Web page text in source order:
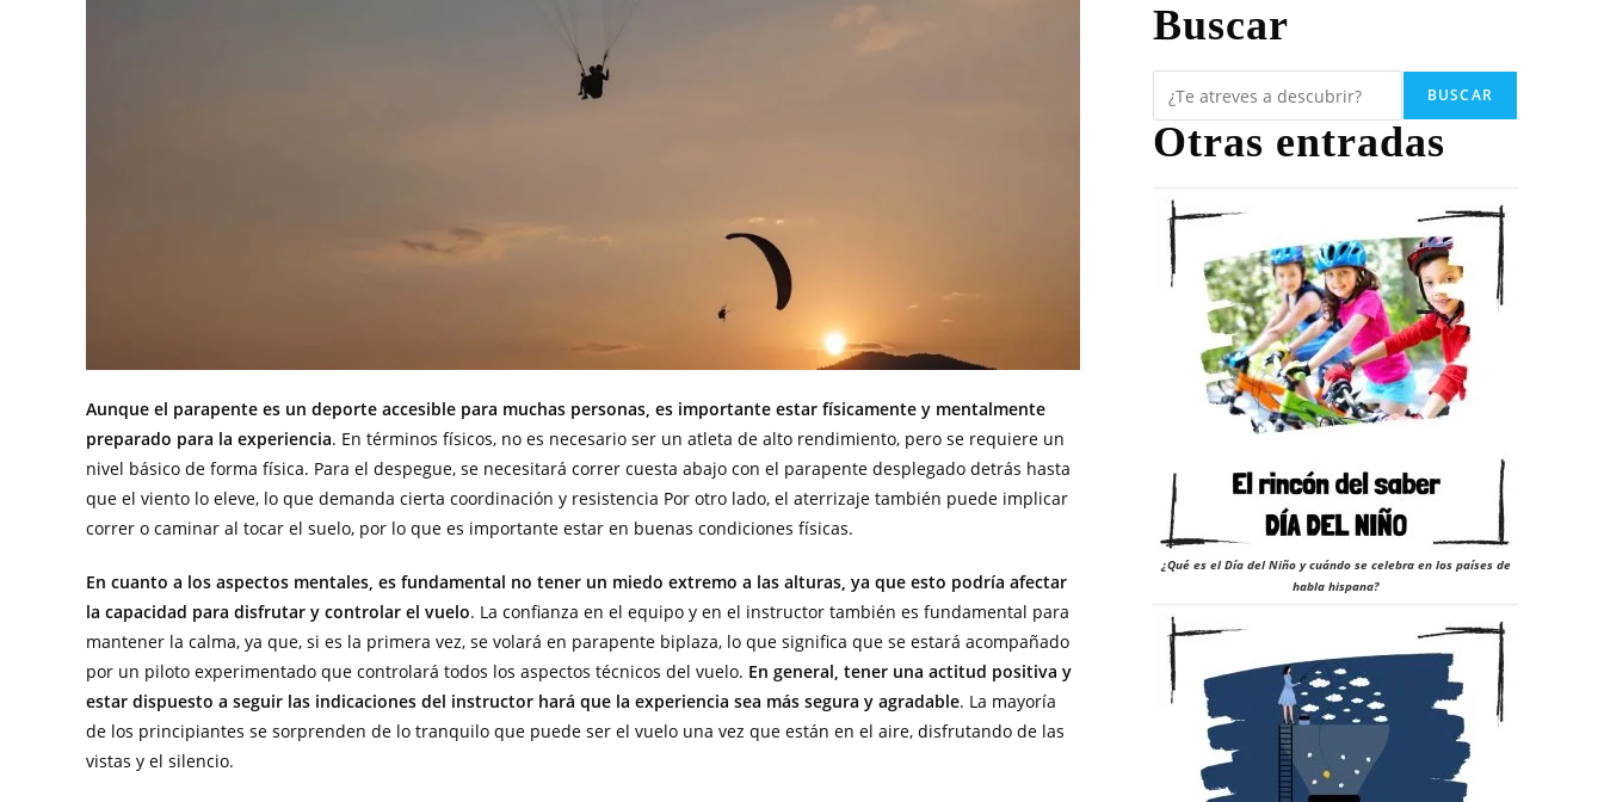
Aunque el parapente es un deporte accesible para muchas personas, es importante estar físicamente y mentalmente
preparado para la experiencia. En términos físicos, no es necesario ser un atleta de alto rendimiento, pero se requiere un
nivel básico de forma física. Para el despegue, se necesitará correr cuesta abajo con el parapente desplegado detrás hasta
que el viento lo eleve, lo que demanda cierta coordinación y resistencia Por otro lado, el aterrizaje también puede implicar
correr o caminar al tocar el suelo, por lo que es importante estar en buenas condiciones físicas.
En cuanto a los aspectos mentales, es fundamental no tener un miedo extremo a las alturas, ya que esto podría afectar
la capacidad para disfrutar y controlar el vuelo. La confianza en el equipo y en el instructor también es fundamental para
mantener la calma, ya que, si es la primera vez, se volará en parapente biplaza, lo que significa que se estará acompañado
por un piloto experimentado que controlará todos los aspectos técnicos del vuelo. En general, tener una actitud positiva y
estar dispuesto a seguir las indicaciones del instructor hará que la experiencia sea más segura y agradable. La mayoría
de los principiantes se sorprenden de lo tranquilo que puede ser el vuelo una vez que están en el aire, disfrutando de las
vistas y el silencio.
Buscar
BUSCAR
Otras entradas
¿Qué es el Día del Niño y cuándo se celebra en los países de
habla hispana?